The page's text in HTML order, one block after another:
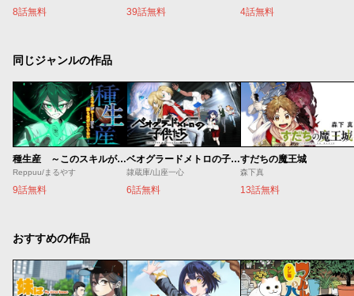
8話無料 39話無料 4話無料
同じジャンルの作品
種生産 ～このスキルがチートだとまだ誰も気付いていない～
Reppuu/まるやす
9話無料
ベオグラードメトロの子供たち
隷蔵庫/山座一心
6話無料
すだちの魔王城
森下真
13話無料
おすすめの作品